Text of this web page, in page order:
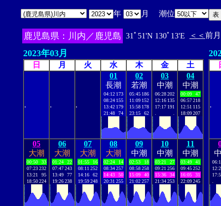
年 月 潮位
鹿児島県：川内／鹿児島 31ﾟ51'N 130ﾟ13'E ＜＜ 前月
2023年03月
日 月 火 水 木 金 土
. . .
01
長潮
04:12 173
08:24 155
13:42 179
21:48
74
02
若潮
05:45 186
11:09 152
15:58 178
23:15
62
03
中潮
06:28202
12:16 135
17:17 191
04
中潮
00:09
47
06:57218
12:51 115
18:09207
05
大潮
00:50
33
07:23232
13:21
95
18:50224
06
大潮
01:24
22
07:47243
13:49
77
19:26238
07
大潮
01:55
16
08:11 252
14:16
62
19:59248
08
大潮
02:24
14
08:34257
14:43
50
20:31 255
09
中潮
02:53
18
08:58258
15:09
40
21:02257
10
中潮
03:21
27
09:21 256
15:36
34
21:34253
11
中潮
03:49
41
09:45252
16:05
31
22:09245
.